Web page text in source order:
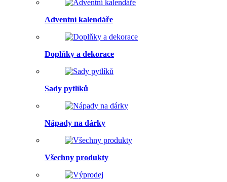
Adventní kalendáře
Doplňky a dekorace
Sady pytlíků
Nápady na dárky
Všechny produkty